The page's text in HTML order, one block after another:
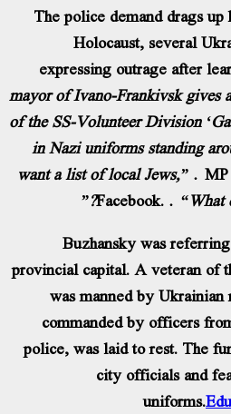
The police demand drags
Holocaust, several
expressing outrage after
mayor of Ivano-Frankivsk gives
of the SS-Volunteer Division
in Nazi uniforms standing
want a list of local Jews,” MP
Facebook.“What
Buzhansky was
provincial capital. A veteran of
was manned by
commanded by officers
police, was laid to rest. The
city officials and
uniforms.